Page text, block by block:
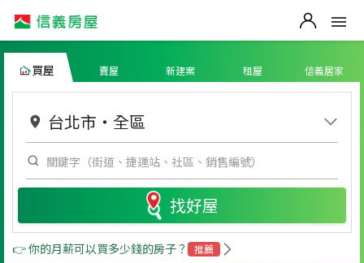
買屋 賣屋 新建案 租屋 信義居家
台北市 ・ 全區
找好屋
👉 你的月薪可以買多少錢的房子？ 推薦